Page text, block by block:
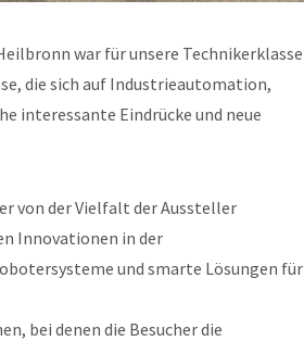
war für unsere Technikerklasse
die sich auf Industrieautomation,
interessante Eindrücke und neue
von der Vielfalt der Aussteller
Innovationen in der
und smarte Lösungen für
bei denen die Besucher die